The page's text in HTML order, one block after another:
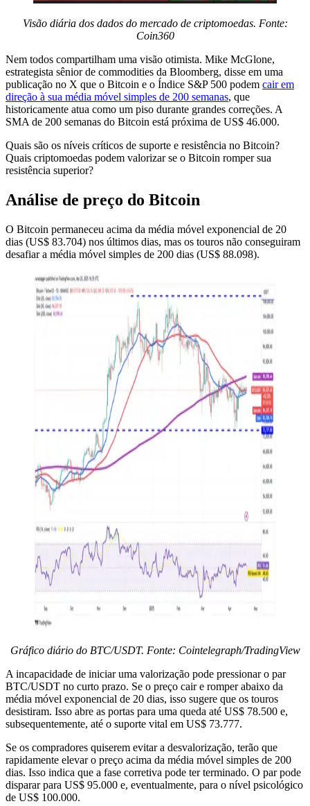
Visão diária dos dados do mercado de criptomoedas. Fonte:
Coin360
Nem todos compartilham uma visão otimista. Mike McGlone,
estrategista sênior de commodities da Bloomberg, disse em uma
publicação no X que o Bitcoin e o Índice S&P 500 podem cair em
direção à sua média móvel simples de 200 semanas, que
historicamente atua como um piso durante grandes correções. A
SMA de 200 semanas do Bitcoin está próxima de US$ 46.000.
Quais são os níveis críticos de suporte e resistência no Bitcoin?
Quais criptomoedas podem valorizar se o Bitcoin romper sua
resistência superior?
Análise de preço do Bitcoin
O Bitcoin permaneceu acima da média móvel exponencial de 20
dias (US$ 83.704) nos últimos dias, mas os touros não conseguiram
desafiar a média móvel simples de 200 dias (US$ 88.098).
Gráfico diário do BTC/USDT. Fonte: Cointelegraph/TradingView
A incapacidade de iniciar uma valorização pode pressionar o par
BTC/USDT no curto prazo. Se o preço cair e romper abaixo da
média móvel exponencial de 20 dias, isso sugere que os touros
desistiram. Isso abre as portas para uma queda até US$ 78.500 e,
subsequentemente, até o suporte vital em US$ 73.777.
Se os compradores quiserem evitar a desvalorização, terão que
rapidamente elevar o preço acima da média móvel simples de 200
dias. Isso indica que a fase corretiva pode ter terminado. O par pode
disparar para US$ 95.000 e, eventualmente, para o nível psicológico
de US$ 100.000.